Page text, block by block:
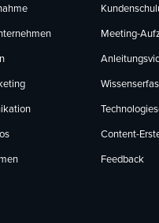
Meeting-
Content-
Feedback